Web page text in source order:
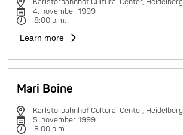
4. november 1999
8:00 p.m.
Learn more
Mari Boine
Karlstorbahnhof Cultural Center, Heidelberg
5. november 1999
8:00 p.m.